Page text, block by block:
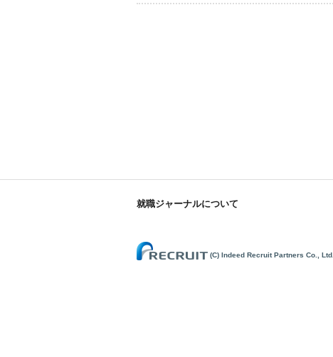
就職ジャーナルについて
(C) Indeed Recruit Partners Co., Ltd.